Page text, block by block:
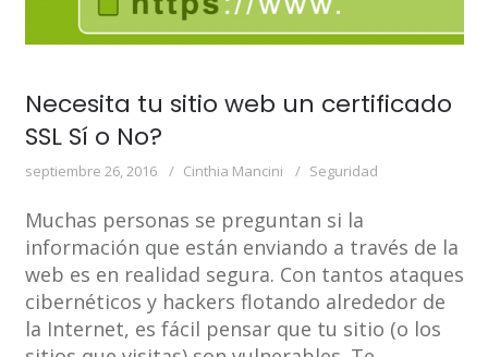
Necesita tu sitio web un certificado
SSL Sí o No?
septiembre 26, 2016 Cinthia Mancini Seguridad
Muchas personas se preguntan si la
información que están enviando a través de la
web es en realidad segura. Con tantos ataques
cibernéticos y hackers flotando alrededor de
la Internet, es fácil pensar que tu sitio (o los